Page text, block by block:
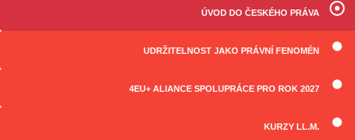
ÚVOD DO ČESKÉHO PRÁVA
UDRŽITELNOST JAKO PRÁVNÍ FENOMÉN
4EU+ ALIANCE SPOLUPRÁCE PRO ROK 2027
KURZY LL.M.
Všechny články